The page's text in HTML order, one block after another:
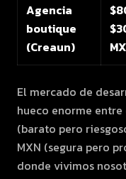
Agencia
boutique
(Creaun)
El mercado de
hueco enorme
(barato pero
MXN (segura pero
donde vivimos